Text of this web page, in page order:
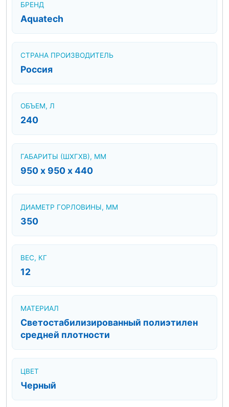
БРЕНД
Aquatech
СТРАНА ПРОИЗВОДИТЕЛЬ
Россия
ОБЪЕМ, Л
240
ГАБАРИТЫ (ШХГХВ), ММ
950 х 950 х 440
ДИАМЕТР ГОРЛОВИНЫ, ММ
350
ВЕС, КГ
12
МАТЕРИАЛ
Светостабилизированный полиэтилен
средней плотности
ЦВЕТ
Черный